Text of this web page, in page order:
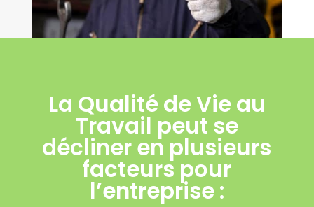
La Qualité de Vie au
Travail peut se
décliner en plusieurs
facteurs pour
l’entreprise :